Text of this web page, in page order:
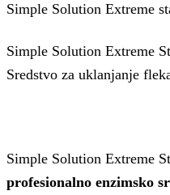
i
količina
Simple Solution Extreme
Simple Solution Extreme
Sredstvo za uklanjanje
Simple Solution Extreme
profesionalno enzimsko